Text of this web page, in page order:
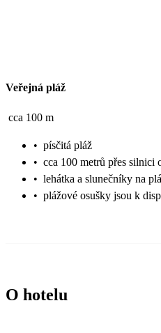
Veřejná pláž
cca 100 m
• písčitá pláž
• cca 100 metrů přes silnici
• lehátka a slunečníky na
• plážové osušky jsou k
O hotelu